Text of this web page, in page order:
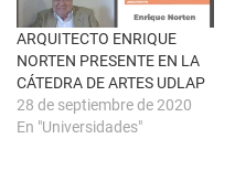
n
a
n
u
e
v
a
)
ARQUITECTO ENRIQUE
NORTEN PRESENTE EN LA
CÁTEDRA DE ARTES UDLAP
28 de septiembre de 2020
En "Universidades"